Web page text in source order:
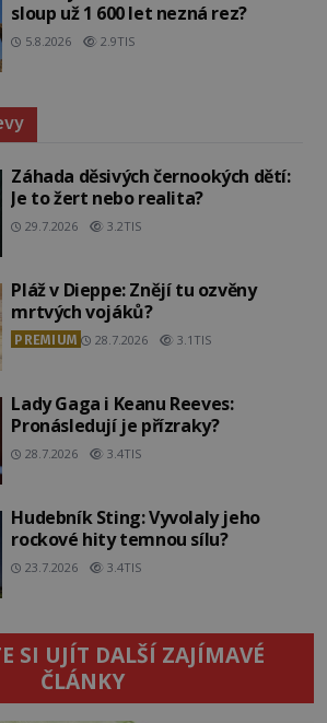
sloup už 1 600 let nezná rez?
5.8.2026 2.9TIS
Záhada děsivých černookých dětí:
Je to žert nebo realita?
29.7.2026 3.2TIS
Pláž v Dieppe: Znějí tu ozvěny
mrtvých vojáků?
PREMIUM 28.7.2026 3.1TIS
Lady Gaga i Keanu Reeves:
Pronásledují je přízraky?
28.7.2026 3.4TIS
Hudebník Sting: Vyvolaly jeho
rockové hity temnou sílu?
23.7.2026 3.4TIS
SI UJÍT DALŠÍ ZAJÍMAVÉ
ČLÁNKY